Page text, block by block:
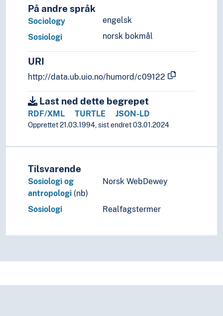
På andre språk
engelsk
Sociology
norsk bokmål
Sosiologi
URI
http://data.ub.uio.no/humord/c09122
Last ned dette begrepet
RDF/XML TURTLE JSON-LD
Opprettet 21.03.1994, sist endret 03.01.2024
Tilsvarende
Sosiologi og
antropologi (nb)
Norsk WebDewey
Sosiologi Realfagstermer